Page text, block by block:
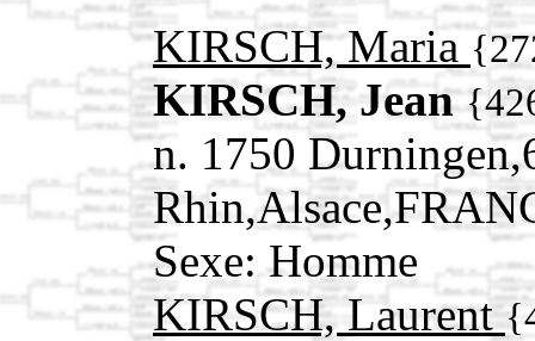
KIRSCH, Maria
KIRSCH, Jean
n. 1750
Sexe: Homme
KIRSCH, Laurent